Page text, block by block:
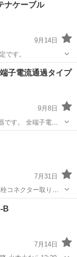
ナケーブル
9月14日
引き取り限定です。
子電流通過タイプ
9月8日
す。 全端子電流
認済み。取り付け説
。
7月31日
コネクター取り付
もちろん4KやＢＳ
用にいかがでしょ
B
7月14日